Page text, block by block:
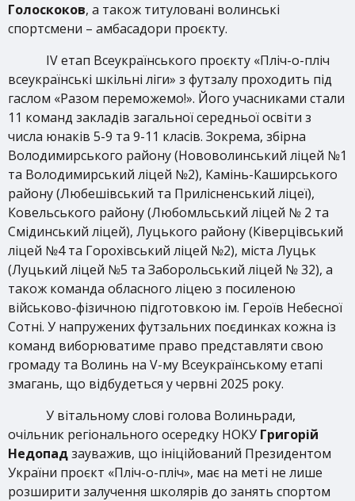
Голоскоков, а також титуловані волинські
спортсмени – амбасадори проєкту.
IV етап Всеукраїнського проєкту «Пліч-о-пліч
всеукраїнські шкільні ліги» з футзалу проходить під
гаслом «Разом переможемо!». Його учасниками стали
11 команд закладів загальної середньої освіти з
числа юнаків 5-9 та 9-11 класів. Зокрема, збірна
Володимирського району (Нововолинський ліцей №1
та Володимирський ліцей №2), Камінь-Каширського
району (Любешівський та Прилісненський ліцеї),
Ковельського району (Любомльський ліцей № 2 та
Смідинський ліцей), Луцького району (Ківерцівський
ліцей №4 та Горохівський ліцей №2), міста Луцьк
(Луцький ліцей №5 та Заборольський ліцей № 32), а
також команда обласного ліцею з посиленою
військово-фізичною підготовкою ім. Героїв Небесної
Сотні. У напружених футзальних поєдинках кожна із
команд виборюватиме право представляти свою
громаду та Волинь на V-му Всеукраїнському етапі
змагань, що відбудеться у червні 2025 року.
У вітальному слові голова Волиньради,
очільник регіонального осередку НОКУ Григорій
Недопадзауважив, що ініційований Президентом
України проєкт «Пліч-о-пліч», має на меті не лише
розширити залучення школярів до занять спортом